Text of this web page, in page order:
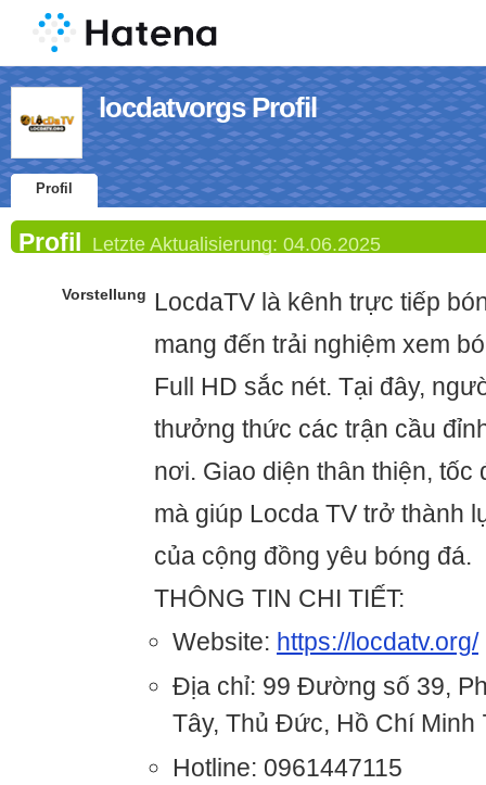
locdatvorgs Profil
Profil
Profil Letzte Aktualisierung: 04.06.2025
Vorstellung
LocdaTV là kênh trực tiếp
mang đến trải nghiệm xem
Full HD sắc nét. Tại đây,
thưởng thức các trận cầu
nơi. Giao diện thân thiện, tốc
mà giúp Locda TV trở thành
của cộng đồng yêu bóng đá.
THÔNG TIN CHI TIẾT:
Website: https://locdatv.org/
Địa chỉ: 99 Đường số 39,
Tây, Thủ Đức, Hồ Chí Minh
Hotline: 0961447115